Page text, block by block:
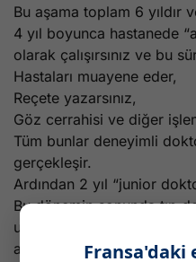
Bu aşama toplam 6 yıldır
4 yıl boyunca hastanede
olarak çalışırsınız ve bu
Hastaları muayene eder,
Reçete yazarsınız,
Göz cerrahisi ve diğer
Tüm bunlar deneyimli
gerçekleşir.
Ardından 2 yıl “junior
Bu dönemin sonunda tıp
unvanı ve oftalmoloji
alırsınız.